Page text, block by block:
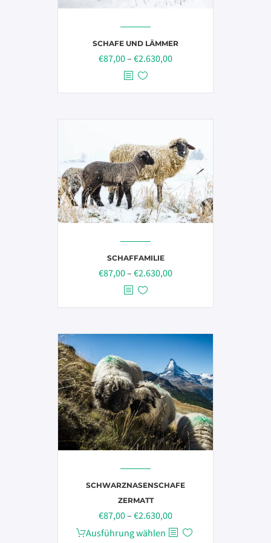
gewählt
werden
SCHAFE UND LÄMMER
€87,00– €2.630,00Preisspanne:
SCHAFFAMILIE
€87,00– €2.630,00Preisspanne:
SCHWARZNASENSCHAFE
ZERMATT
€87,00– €2.630,00Preisspanne:
€87,00
Ausführung wählen
Dieses